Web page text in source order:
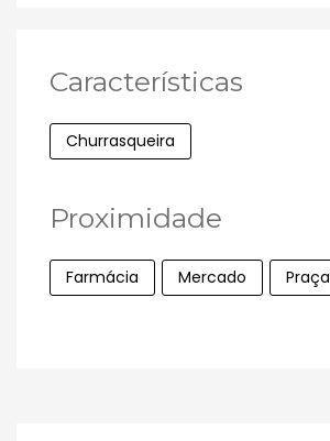
Características
Churrasqueira
Proximidade
Farmácia Mercado Praça